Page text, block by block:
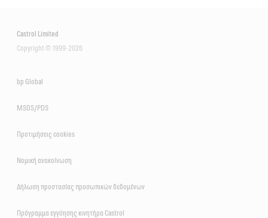
Castrol Limited
Copyright © 1999-2026
bp Global
MSDS/PDS
Προτιμήσεις cookies
Νομική ανακοίνωση
Δήλωση προστασίας προσωπικών δεδομένων
Πρόγραμμα εγγύησης κινητήρα Castrol